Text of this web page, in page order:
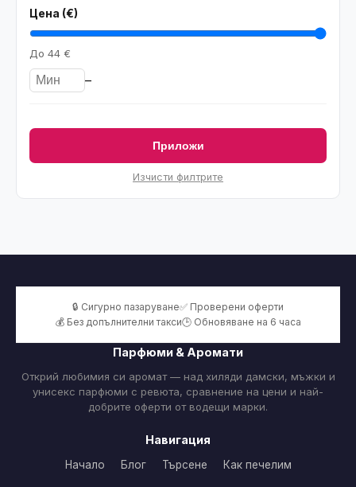
Цена (€)
До 44 €
–
Приложи
Изчисти филтрите
🔒 Сигурно пазаруване✅ Проверени оферти
💰 Без допълнителни такси🕒 Обновяване на 6 часа
Парфюми & Аромати
Открий любимия си аромат — над хиляди дамски, мъжки и
унисекс парфюми с ревюта, сравнение на цени и най-
добрите оферти от водещи марки.
Навигация
Начало Блог Търсене Как печелим